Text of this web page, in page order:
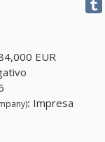
EUR
: Impresa